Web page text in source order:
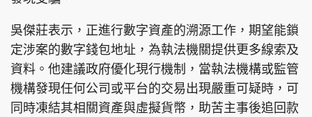
吳傑莊表示，正進行數字資產的溯源工作，期望能鎖
定涉案的數字錢包地址，為執法機關提供更多線索及
資料。他建議政府優化現行機制，當執法機構或監管
機構發現任何公司或平台的交易出現嚴重可疑時，可
同時凍結其相關資產與虛擬貨幣，助苦主事後追回款